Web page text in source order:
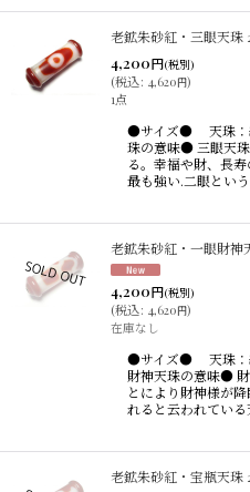
老鉱朱砂紅・三眼天珠
4,200円(税別)
(税込: 4,620円)
1点
●サイズ● 天珠：
珠の意味● 三眼天
る。幸福や財、長
最も強い.二眼とい
老鉱朱砂紅・一眼財神
4,200円(税別)
(税込: 4,620円)
在庫なし
●サイズ● 天珠：
財神天珠の意味●
とにより財神様が
れると云われてい
老鉱朱砂紅・宝瓶天珠